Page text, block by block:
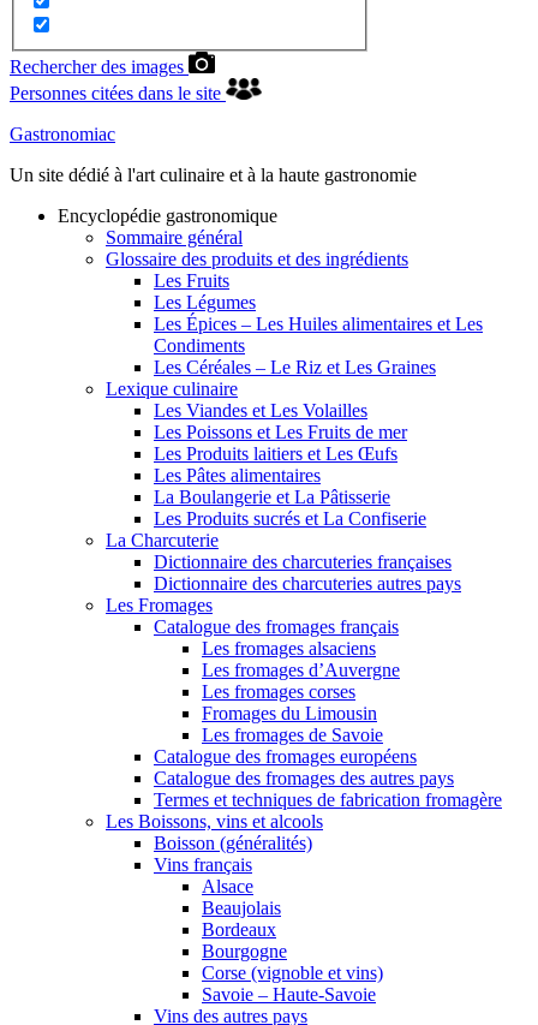
Rechercher des images
Personnes citées dans le site
Gastronomiac
Un site dédié à l'art culinaire et à la haute gastronomie
Encyclopédie gastronomique
Sommaire général
Glossaire des produits et des ingrédients
Les Fruits
Les Légumes
Les Épices – Les Huiles alimentaires et Les
Condiments
Les Céréales – Le Riz et Les Graines
Lexique culinaire
Les Viandes et Les Volailles
Les Poissons et Les Fruits de mer
Les Produits laitiers et Les Œufs
Les Pâtes alimentaires
La Boulangerie et La Pâtisserie
Les Produits sucrés et La Confiserie
La Charcuterie
Dictionnaire des charcuteries françaises
Dictionnaire des charcuteries autres pays
Les Fromages
Catalogue des fromages français
Les fromages alsaciens
Les fromages d’Auvergne
Les fromages corses
Fromages du Limousin
Les fromages de Savoie
Catalogue des fromages européens
Catalogue des fromages des autres pays
Termes et techniques de fabrication fromagère
Les Boissons, vins et alcools
Boisson (généralités)
Vins français
Alsace
Beaujolais
Bordeaux
Bourgogne
Corse (vignoble et vins)
Savoie – Haute-Savoie
Vins des autres pays